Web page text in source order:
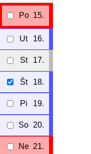
Po 15.
Ut 16.
St 17.
Št 18.
Pi 19.
So 20.
Ne 21.